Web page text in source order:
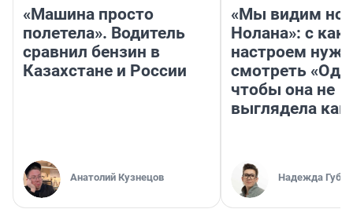
«Машина просто
полетела». Водитель
сравнил бензин в
Казахстане и России
Анатолий Кузнецов
«Мы видим
Нолана»: с
настроем
смотреть
чтобы она не
выглядела как
Надежда